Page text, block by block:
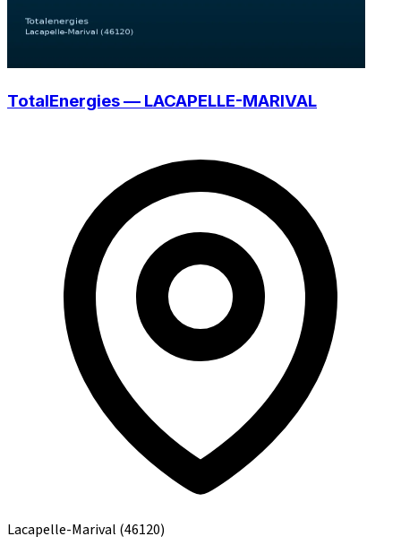
TotalEnergies — LACAPELLE-MARIVAL
Lacapelle-Marival (46120)